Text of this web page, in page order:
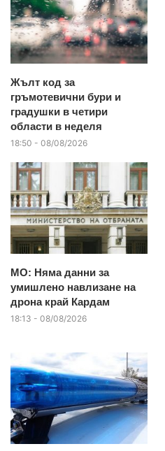
Жълт код за
гръмотевични бури и
градушки в четири
области в неделя
18:50 - 08/08/2026
МО: Няма данни за
умишлено навлизане на
дрона край Кардам
18:13 - 08/08/2026